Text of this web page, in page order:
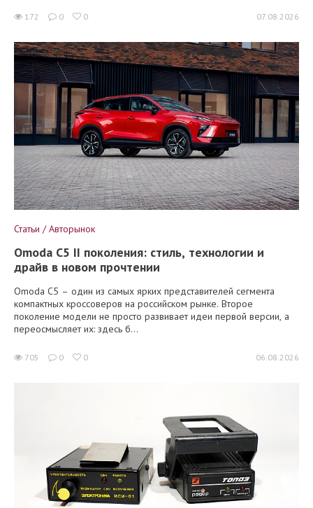
172 0 0 07.08.2026
Статьи / Авторынок
Omoda C5 II поколения: стиль, технологии и
драйв в новом прочтении
Omoda C5 – один из самых ярких представителей сегмента
компактных кроссоверов на российском рынке. Второе
поколение модели не просто развивает идеи первой версии, а
переосмысляет их: здесь б...
705 0 0 06.08.2026